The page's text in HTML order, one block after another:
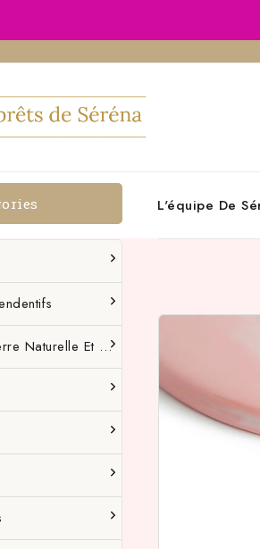
L'équipe De
Perles À Écraser Et
Terminaisons De
Rallonge
Et Autres